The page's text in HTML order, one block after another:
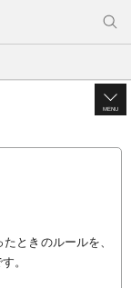
MENU
ときのルールを、
。